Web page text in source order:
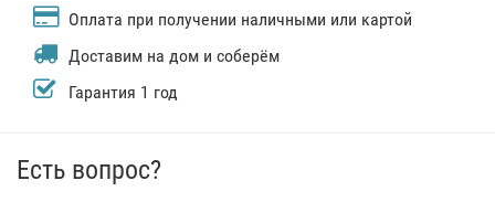
Оплата при получении наличными или картой
Доставим на дом и соберём
Гарантия 1 год
Есть вопрос?